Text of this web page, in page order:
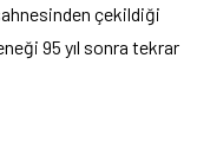
çekildiği
95 yıl sonra tekrar